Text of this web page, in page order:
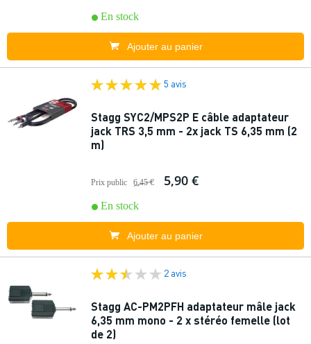
En stock
Ajouter au panier
5 avis
Stagg SYC2/MPS2P E câble adaptateur
jack TRS 3,5 mm - 2x jack TS 6,35 mm (2
m)
Prix public 6,45 € 5,90 €
En stock
Ajouter au panier
2 avis
Stagg AC-PM2PFH adaptateur mâle jack
6,35 mm mono - 2 x stéréo femelle (lot
de 2)